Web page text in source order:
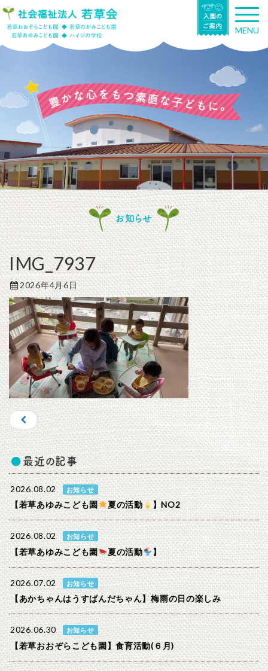
T
o
g
n
g
a
t
n
MENU
お知らせ
IMG_7937
2026年4月6日
最近の記事
2026.08.02 お知らせ
【若草あゆみこども園 夏の活動 】NO2
2026.08.02 お知らせ
【若草あゆみこども園 夏の活動 】
2026.07.02 お知らせ
【あかちゃんはうすぱんだちゃん】梅雨の日の楽しみ
2026.06.30 お知らせ
【若草おおぞらこども園】食育活動(６月)